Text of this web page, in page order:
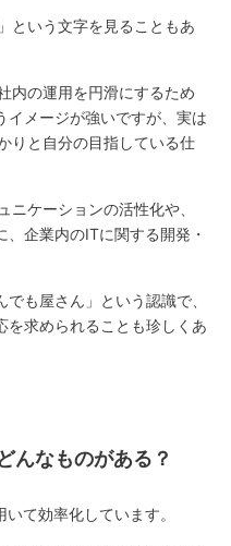
という文字を見ることもあ
内の運用を円滑にするため
イメージが強いですが、実は
りと自分の目指している仕
ニケーションの活性化や、
企業内のITに関する開発・
も屋さん」という認識で、
を求められることも珍しくあ
んなものがある？
て効率化しています。